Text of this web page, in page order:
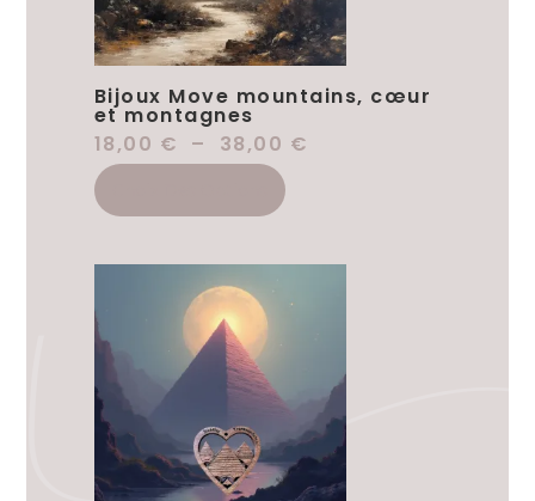
Bijoux Move mountains, cœur
et montagnes
18,00 € – 38,00 €